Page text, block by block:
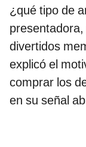
¿qué tipo de
divertidos
explicó el
comprar los
en su señal